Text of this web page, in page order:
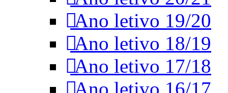
Ano letivo 19/20
Ano letivo 18/19
Ano letivo 17/18
Ano letivo 16/17